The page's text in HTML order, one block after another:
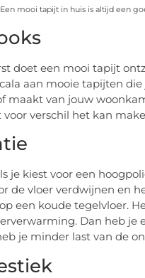
mooi tapijt in huis is altijd een
doet een mooi tapijt
aan mooie tapijten
maakt van jouw
voor verschil het kan
je kiest voor een
de vloer verdwijnen en
een koude tegelvloer.
Dan heb je
je minder last van de